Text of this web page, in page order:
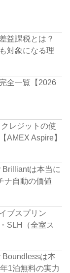
益課税とは？
対象になる理
全一覧【2026
レジットの使
AMEX Aspire】
Brilliantは本当に
ナ自動の価値
ブスプリン
SLH（全室ス
Boundlessは本
1泊無料の実力